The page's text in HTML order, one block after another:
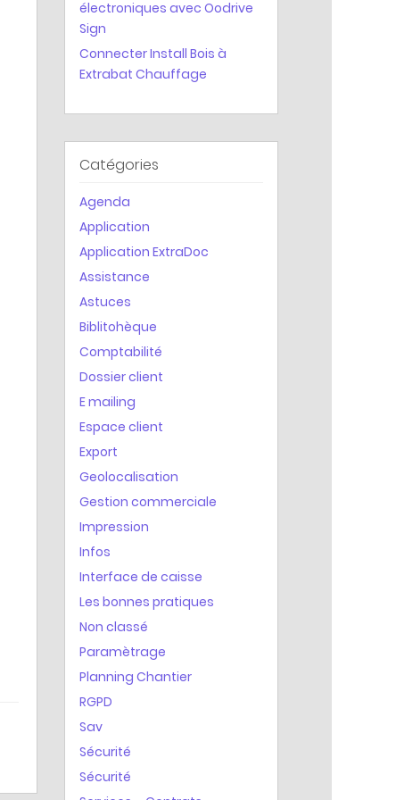
Statistiques
électroniques avec Oodrive
Sign
Connecter Install Bois à
Extrabat Chauffage
Catégories
Agenda
Application
Application ExtraDoc
Assistance
Astuces
Biblitohèque
Comptabilité
Dossier client
E mailing
Espace client
Export
Geolocalisation
Gestion commerciale
Impression
Infos
Interface de caisse
Les bonnes pratiques
Non classé
Paramètrage
Planning Chantier
RGPD
Sav
Sécurité
Sécurité